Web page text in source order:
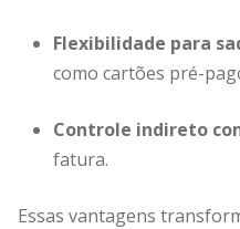
Flexibilidade para
como cartões pré-
Controle indireto
fatura.
Essas vantagens